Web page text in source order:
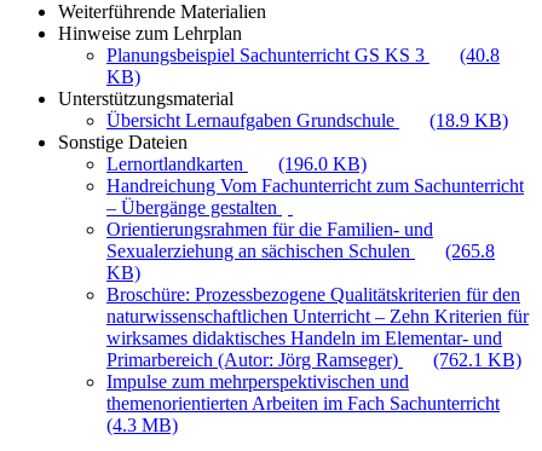
Weiterführende Materialien
Hinweise zum Lehrplan
Planungsbeispiel Sachunterricht GS KS 3
(40.8
KB)
Unterstützungsmaterial
Übersicht Lernaufgaben Grundschule
(18.9 KB)
Sonstige Dateien
Lernortlandkarten
(196.0 KB)
Handreichung Vom Fachunterricht zum Sachunterricht
– Übergänge gestalten
Orientierungsrahmen für die Familien- und
Sexualerziehung an sächischen Schulen
(265.8
KB)
Broschüre: Prozessbezogene Qualitätskriterien für den
naturwissenschaftlichen Unterricht – Zehn Kriterien für
wirksames didaktisches Handeln im Elementar- und
Primarbereich (Autor: Jörg Ramseger)
(762.1 KB)
Impulse zum mehrperspektivischen und
themenorientierten Arbeiten im Fach Sachunterricht
(4.3 MB)